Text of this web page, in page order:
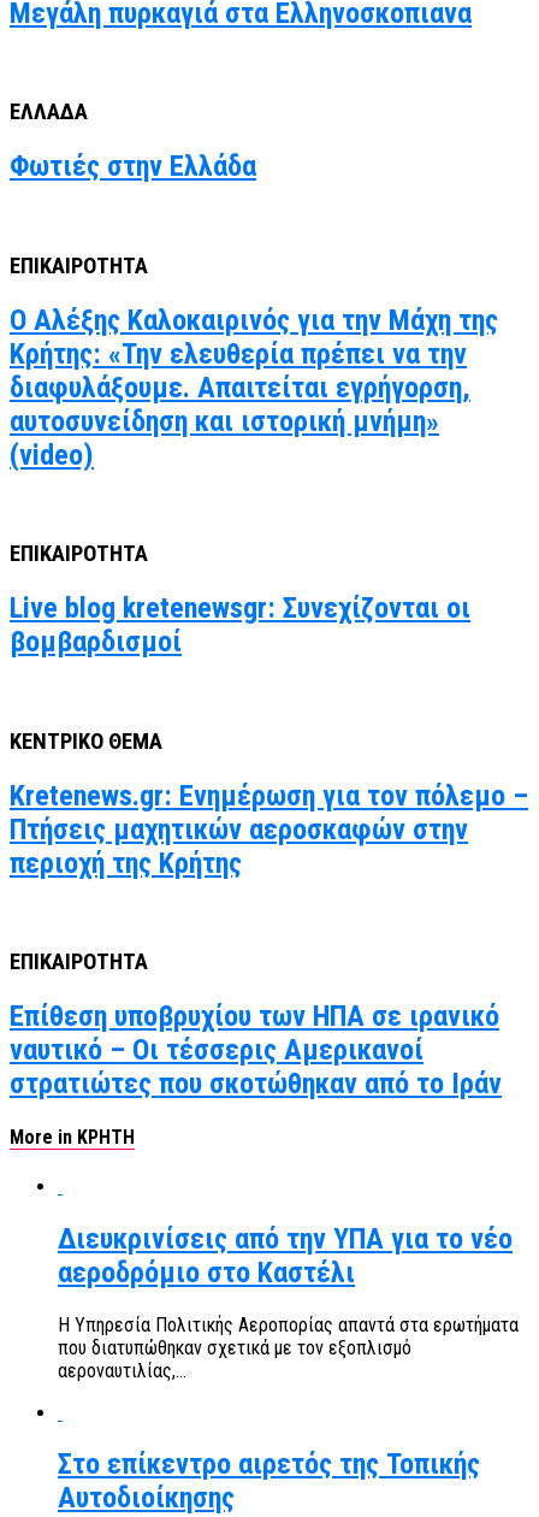
Μεγάλη πυρκαγιά στα Ελληνοσκοπιανα
ΕΛΛΑΔΑ
Φωτιές στην Ελλάδα
ΕΠΙΚΑΙΡΟΤΗΤΑ
Ο Αλέξης Καλοκαιρινός για την Μάχη της
Κρήτης: «Την ελευθερία πρέπει να την
διαφυλάξουμε. Απαιτείται εγρήγορση,
αυτοσυνείδηση και ιστορική μνήμη»
(video)
ΕΠΙΚΑΙΡΟΤΗΤΑ
Live blog kretenewsgr: Συνεχίζονται οι
βομβαρδισμοί
ΚΕΝΤΡΙΚΟ ΘΕΜΑ
Kretenews.gr: Ενημέρωση για τον πόλεμο –
Πτήσεις μαχητικών αεροσκαφών στην
περιοχή της Κρήτης
ΕΠΙΚΑΙΡΟΤΗΤΑ
Επίθεση υποβρυχίου των ΗΠΑ σε ιρανικό
ναυτικό – Οι τέσσερις Αμερικανοί
στρατιώτες που σκοτώθηκαν από το Ιράν
More in ΚΡΗΤΗ
Διευκρινίσεις από την ΥΠΑ για το νέο
αεροδρόμιο στο Καστέλι
Η Υπηρεσία Πολιτικής Αεροπορίας απαντά στα ερωτήματα
που διατυπώθηκαν σχετικά με τον εξοπλισμό
αεροναυτιλίας,...
Στο επίκεντρο αιρετός της Τοπικής
Αυτοδιοίκησης